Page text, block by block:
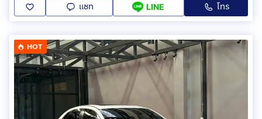
แชท LINE โทร
HOT